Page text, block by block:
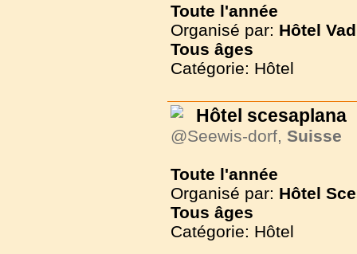
Toute l'année
Organisé par: Hôtel
Tous âges
Catégorie: Hôtel
Hôtel scesaplana
@Seewis-dorf, Suisse
Toute l'année
Organisé par: Hôtel
Tous âges
Catégorie: Hôtel